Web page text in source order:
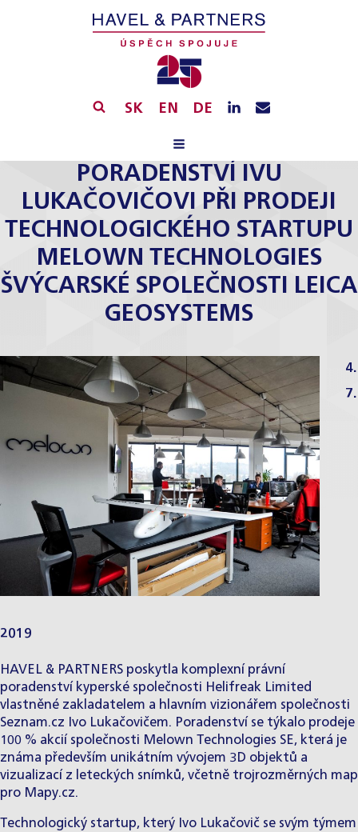
SK EN DE
PORADENSTVÍ IVU
LUKAČOVIČOVI PŘI PRODEJI
TECHNOLOGICKÉHO STARTUPU
MELOWN TECHNOLOGIES
ŠVÝCARSKÉ SPOLEČNOSTI LEICA
GEOSYSTEMS
4.
7.
2019
HAVEL & PARTNERS poskytla komplexní právní
poradenství kyperské společnosti Helifreak Limited
vlastněné zakladatelem a hlavním vizionářem společnosti
Seznam.cz Ivo Lukačovičem. Poradenství se týkalo prodeje
100 % akcií společnosti Melown Technologies SE, která je
známa především unikátním vývojem 3D objektů a
vizualizací z leteckých snímků, včetně trojrozměrných map
pro Mapy.cz.
Technologický startup, který Ivo Lukačovič se svým týmem